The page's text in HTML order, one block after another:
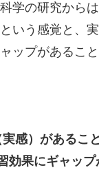
学の研究から
いう感覚と、
ップがあるこ
感）があること
効果にギャップ